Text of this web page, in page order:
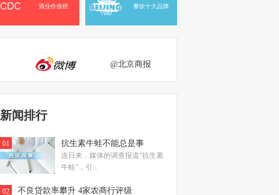
酒业价值榜 餐饮十大品牌
@北京商报
新闻排行
01 抗生素牛蛙不能总是事
连日来，媒体的调查报道“抗生素
牛蛙”，引...
02 不良贷款率攀升 4家农商行评级